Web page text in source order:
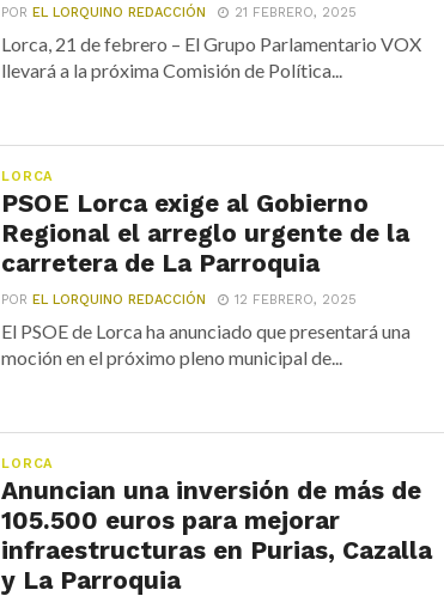
POREL LORQUINO REDACCIÓN 21 FEBRERO, 2025
Lorca, 21 de febrero – El Grupo Parlamentario VOX
llevará a la próxima Comisión de Política...
LORCA
PSOE Lorca exige al Gobierno
Regional el arreglo urgente de la
carretera de La Parroquia
POREL LORQUINO REDACCIÓN 12 FEBRERO, 2025
El PSOE de Lorca ha anunciado que presentará una
moción en el próximo pleno municipal de...
LORCA
Anuncian una inversión de más de
105.500 euros para mejorar
infraestructuras en Purias, Cazalla
y La Parroquia